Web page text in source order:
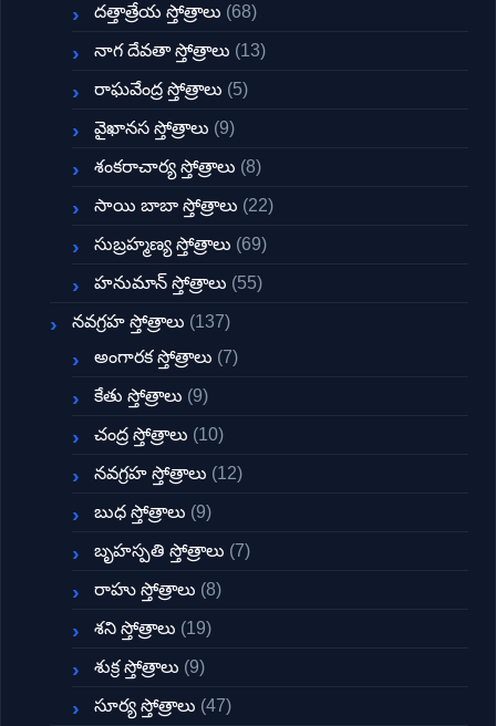
దత్తాత్రేయ స్తోత్రాలు (68)
నాగ దేవతా స్తోత్రాలు (13)
రాఘవేంద్ర స్తోత్రాలు (5)
వైఖానస స్తోత్రాలు (9)
శంకరాచార్య స్తోత్రాలు (8)
సాయి బాబా స్తోత్రాలు (22)
సుబ్రహ్మణ్య స్తోత్రాలు (69)
హనుమాన్ స్తోత్రాలు (55)
నవగ్రహ స్తోత్రాలు (137)
అంగారక స్తోత్రాలు (7)
కేతు స్తోత్రాలు (9)
చంద్ర స్తోత్రాలు (10)
నవగ్రహ స్తోత్రాలు (12)
బుధ స్తోత్రాలు (9)
బృహస్పతి స్తోత్రాలు (7)
రాహు స్తోత్రాలు (8)
శని స్తోత్రాలు (19)
శుక్ర స్తోత్రాలు (9)
సూర్య స్తోత్రాలు (47)